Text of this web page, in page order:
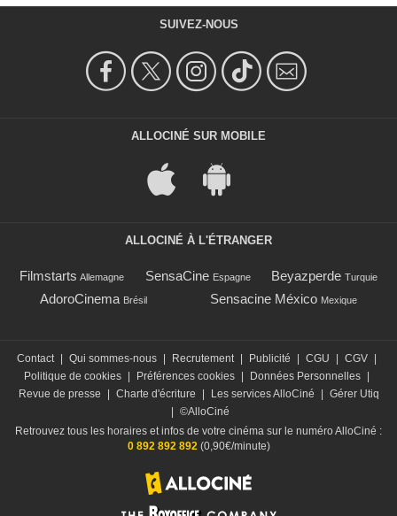
SUIVEZ-NOUS
ALLOCINÉ SUR MOBILE
ALLOCINÉ À L'ÉTRANGER
Filmstarts Allemagne SensaCine Espagne Beyazperde Turquie
AdoroCinema Brésil Sensacine México Mexique
Contact | Qui sommes-nous | Recrutement | Publicité | CGU | CGV |
Politique de cookies | Préférences cookies | Données Personnelles |
Revue de presse
| Charte d'écriture | Les services AlloCiné | Gérer Utiq
| ©AlloCiné
Retrouvez tous les horaires et infos de votre cinéma sur le numéro AlloCiné :
0 892 892 892 (0,90€/minute)